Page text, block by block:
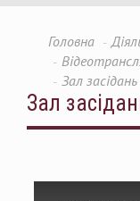
Головна
Зал
Зал